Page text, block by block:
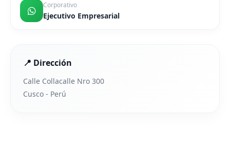
Corporativo
Ejecutivo Empresarial
📍 Dirección
Calle Collacalle Nro 300
Cusco - Perú